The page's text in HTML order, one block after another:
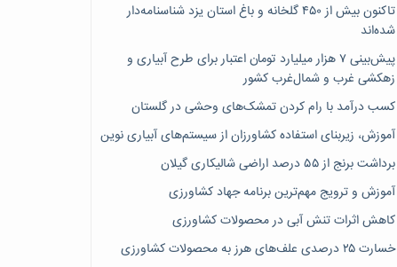
تاکنون بیش از ۴۵۰ گلخانه و باغ استان یزد شناسنامه‌دار
شده‌اند
پیش‌بینی ۷‌ هزار میلیارد تومان اعتبار برای طرح آبیاری و
زهکشی غرب و شمال‌غرب کشور
کسب درآمد با رام کردن تمشک‌های وحشی در گلستان
آموزش، زیربنای استفاده کشاورزان از سیستم‌های آبیاری نوین
برداشت برنج از ۵۵ درصد اراضی شالیکاری گیلان
آموزش و ترویج مهم‌ترین برنامه جهاد کشاورزی
کاهش اثرات تنش آبی در محصولات کشاورزی
خسارت ۲۵ درصدی علف‌های هرز به محصولات کشاورزی